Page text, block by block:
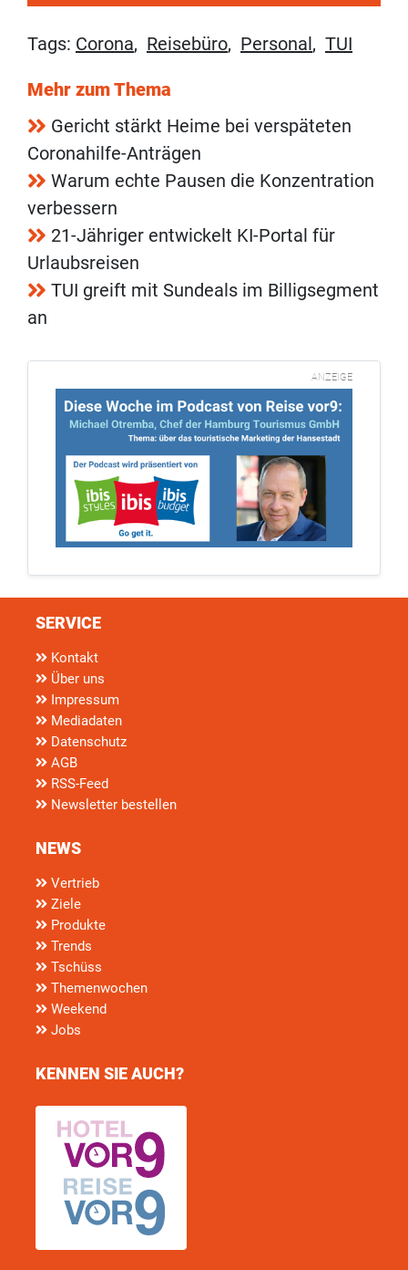
Tags: Corona, Reisebüro, Personal, TUI
Mehr zum Thema
Gericht stärkt Heime bei verspäteten
Coronahilfe-Anträgen
Warum echte Pausen die Konzentration
verbessern
21-Jähriger entwickelt KI-Portal für
Urlaubsreisen
TUI greift mit Sundeals im Billigsegment
an
ANZEIGE
SERVICE
Kontakt
Über uns
Impressum
Mediadaten
Datenschutz
AGB
RSS-Feed
Newsletter bestellen
NEWS
Vertrieb
Ziele
Produkte
Trends
Tschüss
Themenwochen
Weekend
Jobs
KENNEN SIE AUCH?